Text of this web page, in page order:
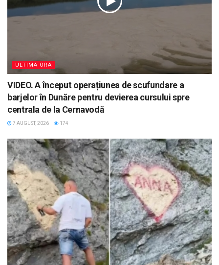
ULTIMA ORA
VIDEO. A început operațiunea de scufundare a
barjelor în Dunăre pentru devierea cursului spre
centrala de la Cernavodă
7 AUGUST, 2026 174